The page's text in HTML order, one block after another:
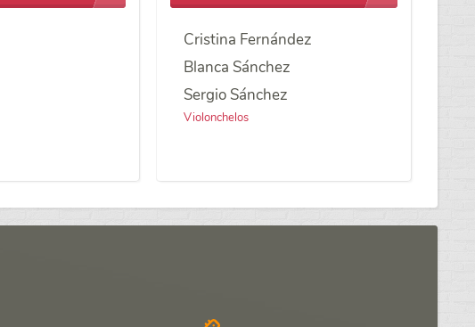
Cristina Fernández
Blanca Sánchez
Sergio Sánchez
Violonchelos